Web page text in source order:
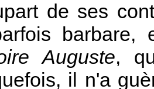
de ses
barbare,
Auguste,
il n'a